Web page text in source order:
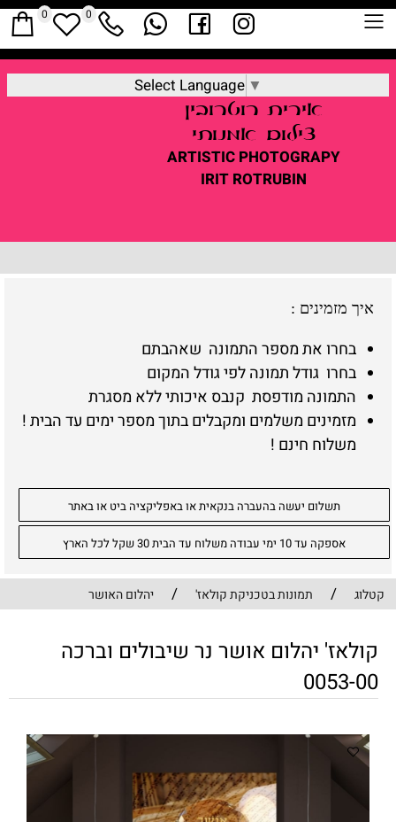
Select Language ▼
אירית רוטרובין
צילום אמנותי
ARTISTIC PHOTOGRAPY
IRIT ROTRUBIN
0 0
איך מזמינים :
בחרו את מספר התמונה שאהבתם
בחרו גודל תמונה לפי גודל המקום
התמונה מודפסת קנבס איכותי ללא מסגרת
מזמינים משלמים ומקבלים בתוך מספר ימים עד הבית !
משלוח חינם !
תשלום יעשה בהעברה בנקאית או באפליקציה ביט או באתר
אספקה עד 10 ימי עבודה משלוח עד הבית 30 שקל לכל הארץ
קטלוג / תמונות בטכניקת קולאז' / יהלום האושר
קולאז' יהלום אושר נר שיבולים וברכה
0053-00